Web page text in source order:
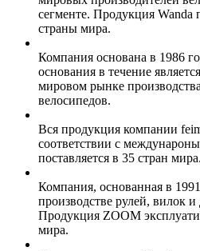
сегменте. Продукция Wanda
страны мира.
Компания основана в 1986
основания в течение
мировом рынке
велосипедов.
Вся продукция компании
соответствии с
поставляется в 35 стран мира.
Компания, основанная в
производстве рулей, вилок
Продукция ZOOM
мира.